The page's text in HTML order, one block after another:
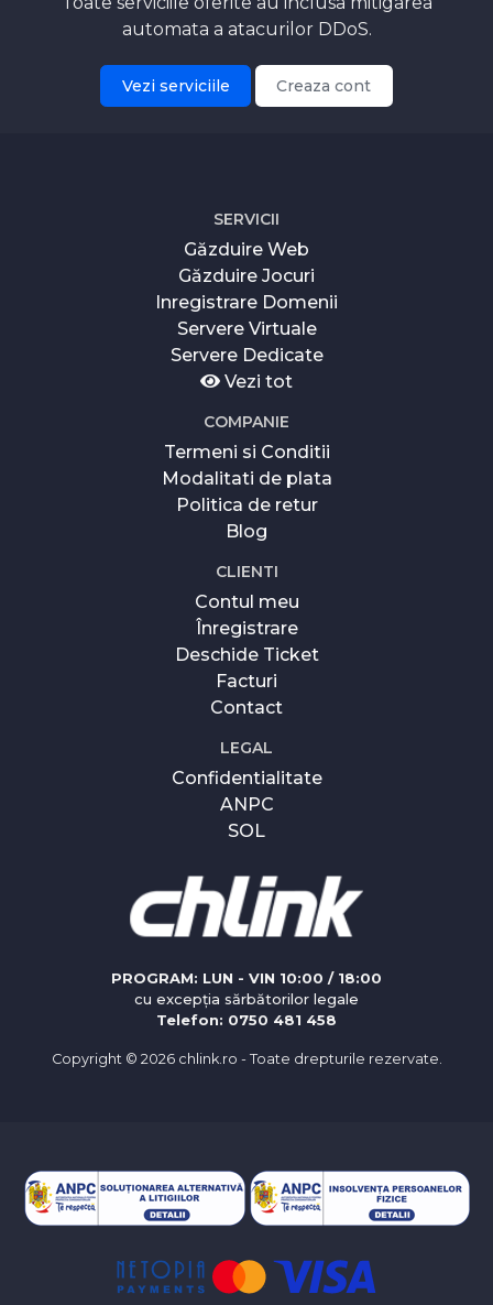
automata a atacurilor DDoS.
Vezi serviciile Creaza cont
SERVICII
Găzduire Web
Găzduire Jocuri
Inregistrare Domenii
Servere Virtuale
Servere Dedicate
Vezi tot
COMPANIE
Termeni si Conditii
Modalitati de plata
Politica de retur
Blog
CLIENTI
Contul meu
Înregistrare
Deschide Ticket
Facturi
Contact
LEGAL
Confidentialitate
ANPC
SOL
PROGRAM: LUN - VIN 10:00 / 18:00
cu excepția sărbătorilor legale
Telefon: 0750 481 458
Copyright © 2026 chlink.ro - Toate drepturile rezervate.